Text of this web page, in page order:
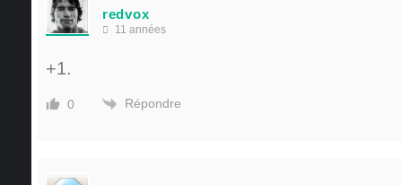
redvox
11 années
+1.
0 Répondre